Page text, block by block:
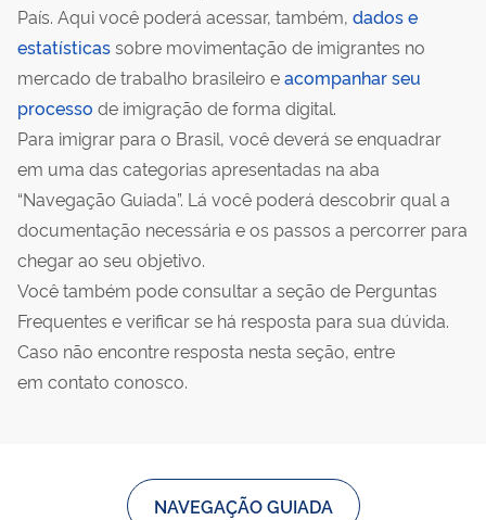
País. Aqui você poderá acessar, também, dados e
estatísticassobre movimentação de imigrantes no
mercado de trabalho brasileiro eacompanhar seu
processo de imigração de forma digital.
Para imigrar para o Brasil, você deverá se enquadrar
em uma das categorias apresentadas na aba
“Navegação Guiada”. Lá você poderá descobrir qual a
documentação necessária e os passos a percorrer para
chegar ao seu objetivo.
Você também pode consultar a seção de Perguntas
Frequentes e verificar se há resposta para sua dúvida.
Caso não encontre resposta nesta seção, entre
em contato conosco.
NAVEGAÇÃO GUIADA